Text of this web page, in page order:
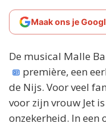
Maak ons je
De musical Malle
première, een
de Nijs. Voor veel
voor zijn vrouw Jet
onzekerheid. In een